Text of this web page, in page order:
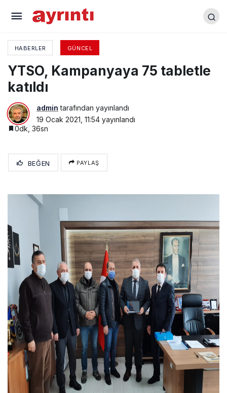
HABERLER GÜNCEL
YTSO, Kampanyaya 75 tabletle
katıldı
admin tarafından yayınlandı
19 Ocak 2021, 11:54 yayınlandı
0dk, 36sn
BEĞEN PAYLAŞ
VEFANIN DA BAŞŞEHRİ YENİŞEHİR